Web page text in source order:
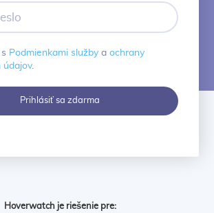
adresa
Podmienkami služby a ochrany
údajov.
Prihlásiť sa zdarma
Hoverwatch je riešenie pre: